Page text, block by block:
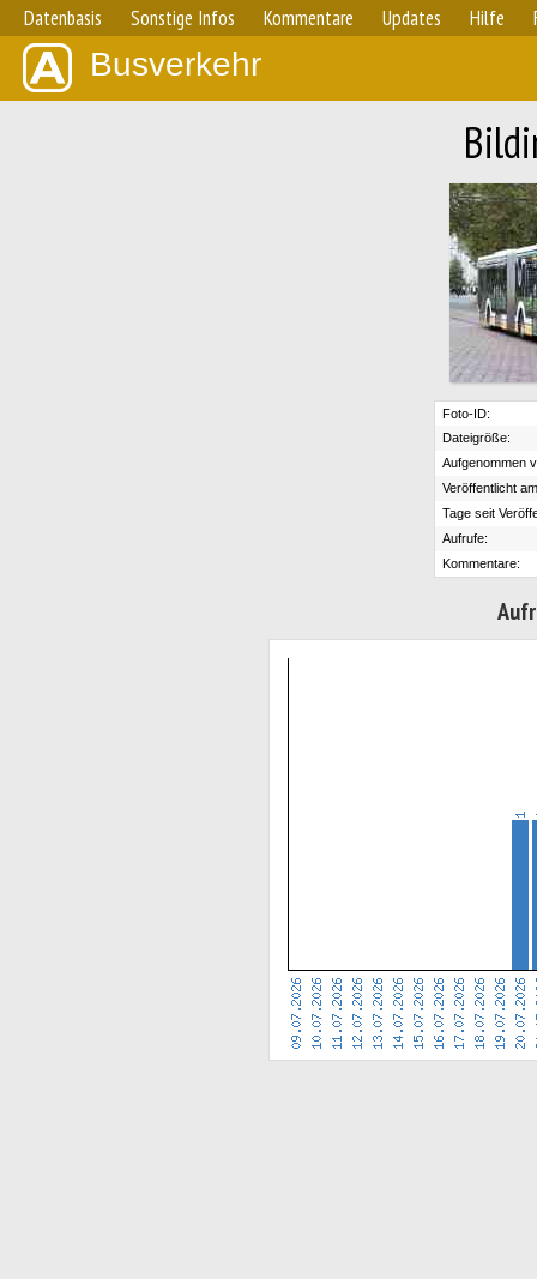
Datenbasis Sonstige Infos Kommentare Updates Hilfe
Busverkehr
Foto-ID:
Dateigröße:
Aufgenommen
Veröffentlicht
Tage seit
Aufrufe:
Kommentare: